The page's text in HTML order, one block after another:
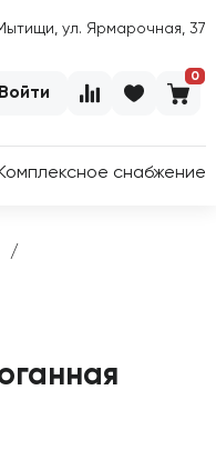
ул. Ярмарочная, 37
Войти
0
снабжение
/